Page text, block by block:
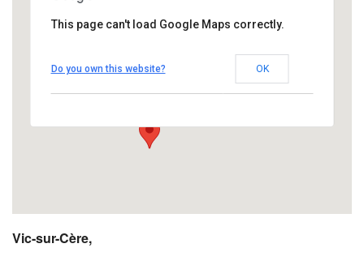
Évènements
This page can't load Google Maps correctly.
Do you own this website? OK
Vic-sur-Cère,